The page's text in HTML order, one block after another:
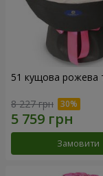
51 кущова рожева
8 227 грн
Замовити